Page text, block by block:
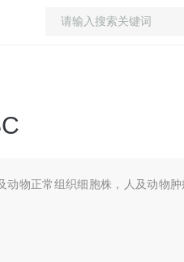
动物正常组织细胞株，人及动物